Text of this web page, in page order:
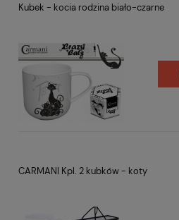
Kubek - kocia rodzina biało-czarne
CARMANI Kpl. 2 kubków - koty